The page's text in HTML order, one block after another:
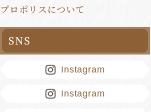
プロポリスについて
Instagram
Instagram